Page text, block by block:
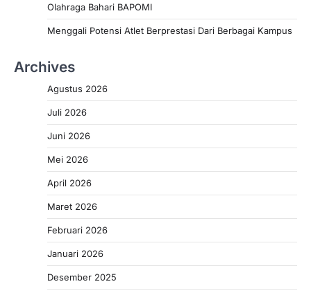
Olahraga Bahari BAPOMI
Menggali Potensi Atlet Berprestasi Dari Berbagai Kampus
Archives
Agustus 2026
Juli 2026
Juni 2026
Mei 2026
April 2026
Maret 2026
Februari 2026
Januari 2026
Desember 2025